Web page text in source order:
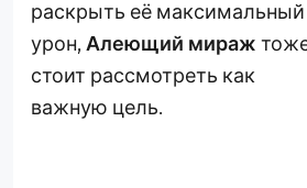
раскрыть её максимальный
урон, Алеющий мираж
стоит рассмотреть как
важную цель.